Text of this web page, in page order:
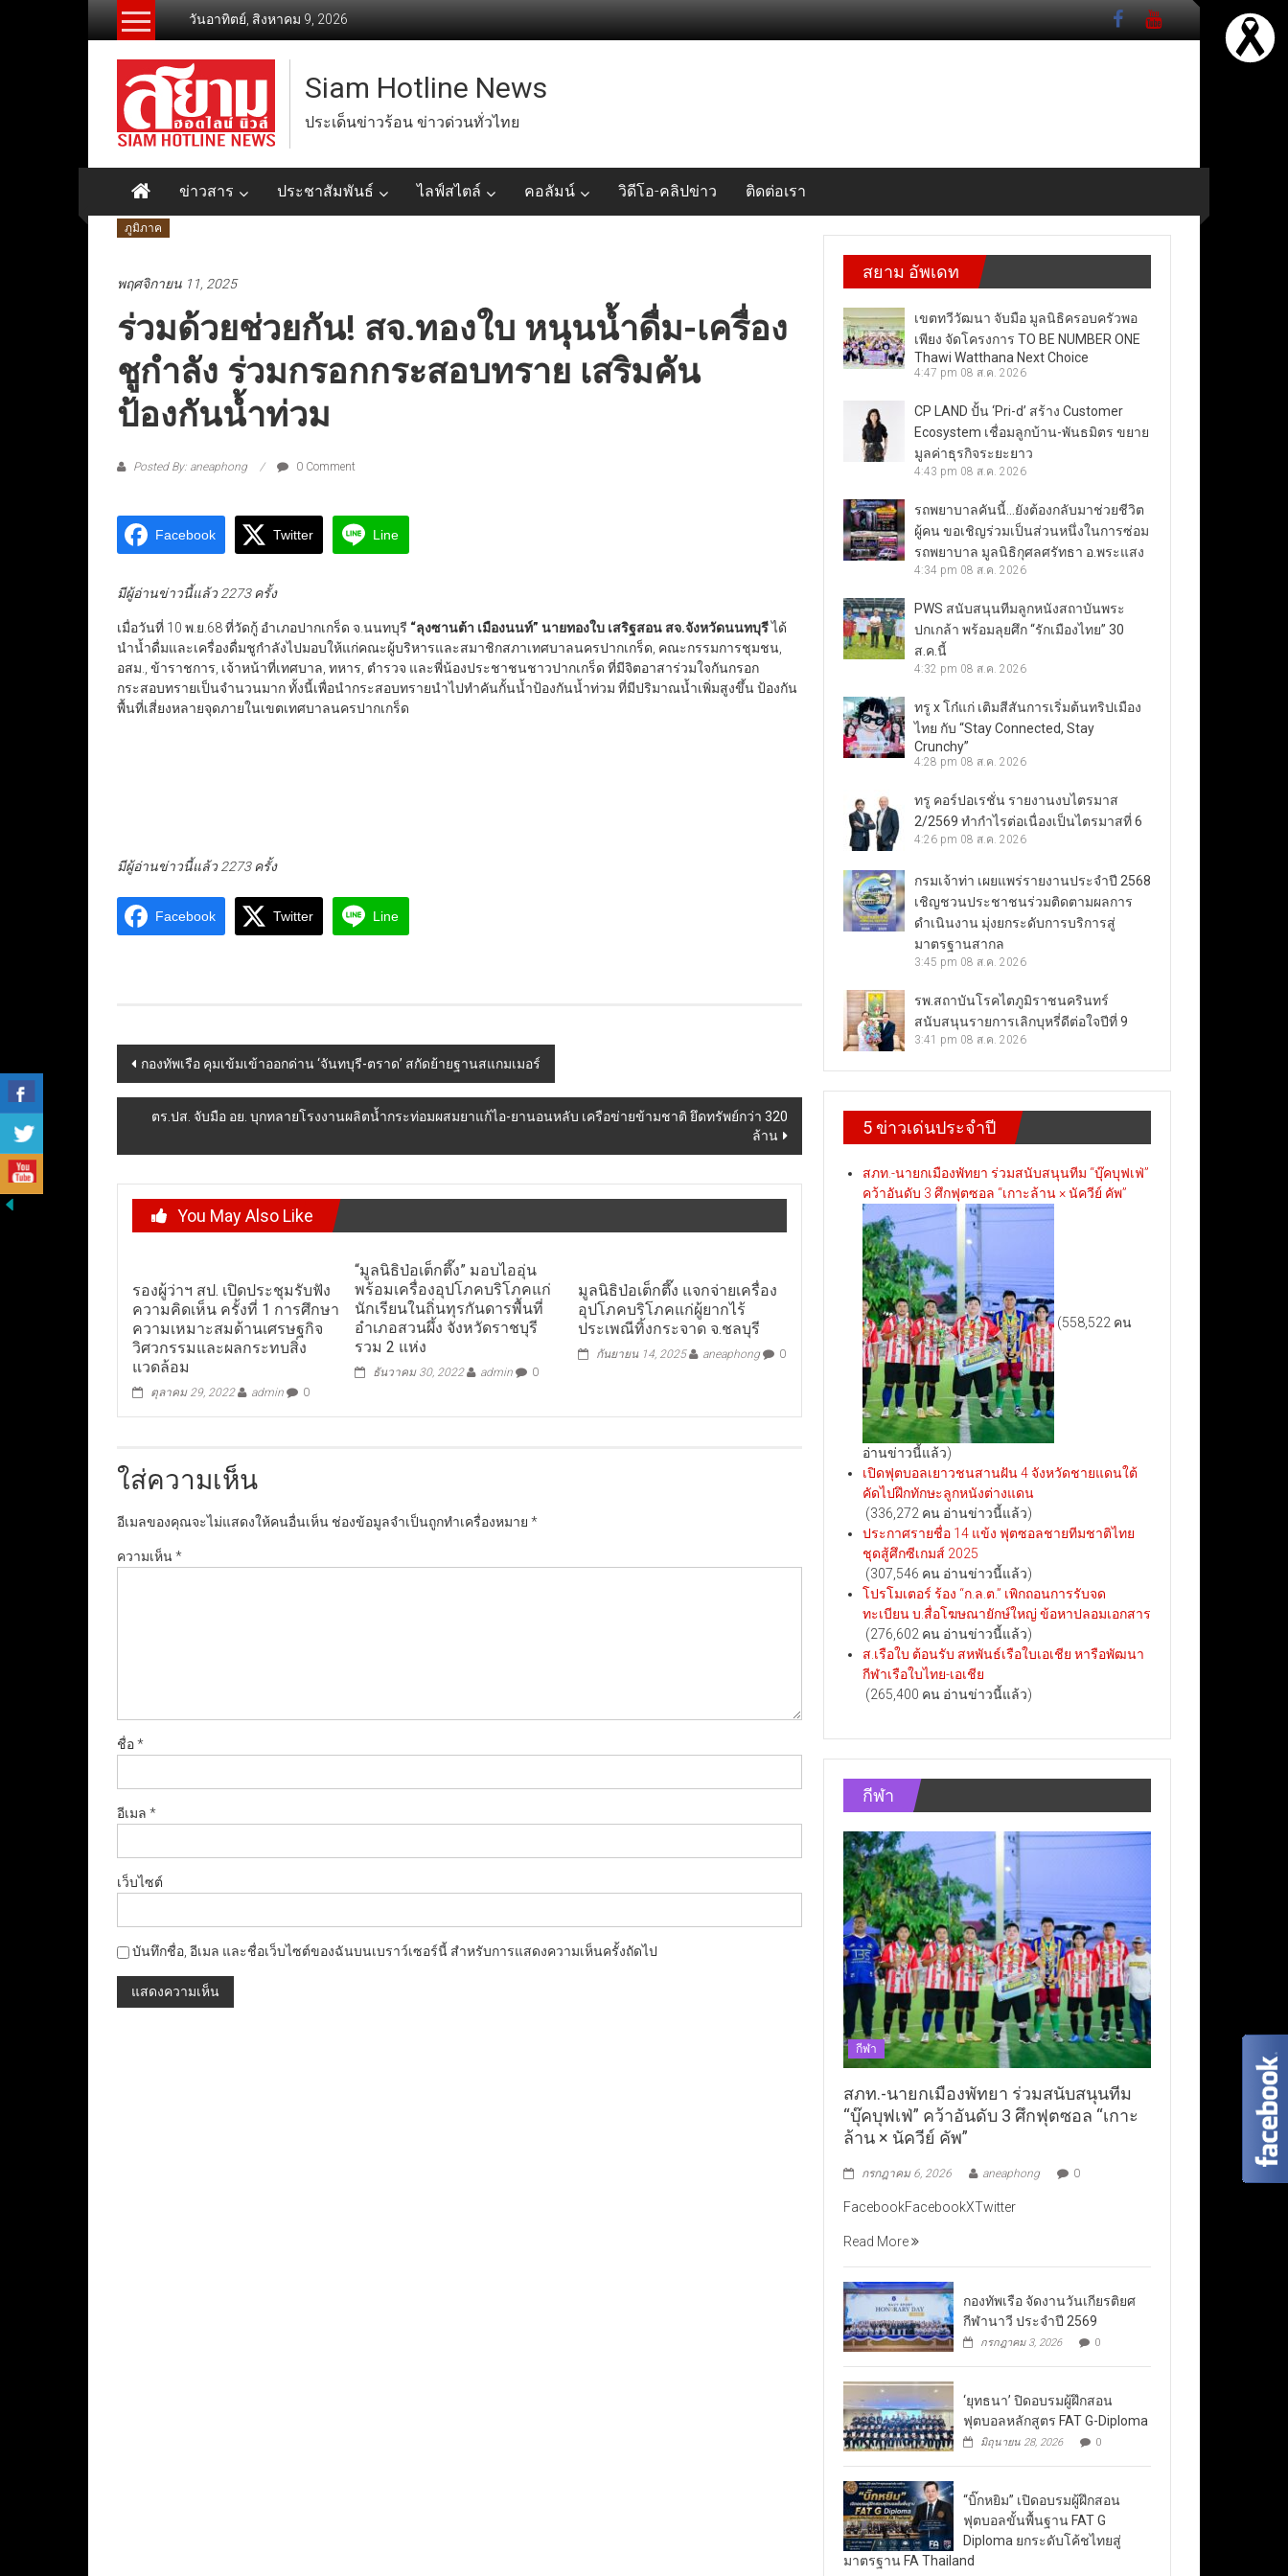
วันอาทิตย์, สิงหาคม 9, 2026
Siam Hotline News
ประเด็นข่าวร้อน ข่าวด่วนทั่วไทย
ข่าวสาร ประชาสัมพันธ์ ไลฟ์สไตล์ คอลัมน์ วิดีโอ-คลิปข่าว ติดต่อเรา
ภูมิภาค
พฤศจิกายน 11, 2025
ร่วมด้วยช่วยกัน! สจ.ทองใบ หนุนน้ำดื่ม-เครื่อง
ชูกำลัง ร่วมกรอกกระสอบทราย เสริมคัน
ป้องกันน้ำท่วม
Posted By: aneaphong 0 Comment
Facebook Twitter Line
มีผู้อ่านข่าวนี้แล้ว 2273 ครั้ง
เมื่อวันที่ 10 พ.ย.68 ที่วัดกู้ อำเภอปากเกร็ด จ.นนทบุรี “ลุงซานต้า เมืองนนท์” นายทองใบ เสริฐสอน สจ.จังหวัดนนทบุรีได้
นำน้ำดื่มและเครื่องดื่มชูกำลังไปมอบให้แก่คณะผู้บริหารและสมาชิกสภาเทศบาลนครปากเกร็ด, คณะกรรมการชุมชน,
อสม., ข้าราชการ, เจ้าหน้าที่เทศบาล, ทหาร, ตำรวจ และพี่น้องประชาชนชาวปากเกร็ด ที่มีจิตอาสาร่วมใจกันกรอก
กระสอบทรายเป็นจำนวนมาก ทั้งนี้เพื่อนำกระสอบทรายนำไปทำคันกั้นน้ำป้องกันน้ำท่วม ที่มีปริมาณน้ำเพิ่มสูงขึ้น ป้องกัน
พื้นที่เสี่ยงหลายจุดภายในเขตเทศบาลนครปากเกร็ด
มีผู้อ่านข่าวนี้แล้ว 2273 ครั้ง
Facebook Twitter Line
Post
navigation
กองทัพเรือ คุมเข้มเข้าออกด่าน ‘จันทบุรี-ตราด’ สกัดย้ายฐานสแกมเมอร์
ตร.ปส. จับมือ อย. บุกทลายโรงงานผลิตน้ำกระท่อมผสมยาแก้ไอ-ยานอนหลับ เครือข่ายข้ามชาติ ยึดทรัพย์กว่า 320
ล้าน
You May Also Like
รองผู้ว่าฯ สป. เปิดประชุมรับฟัง
ความคิดเห็น ครั้งที่ 1 การศึกษา
ความเหมาะสมด้านเศรษฐกิจ
วิศวกรรมและผลกระทบสิ่ง
แวดล้อม
ตุลาคม 29, 2022 admin 0
“มูลนิธิป่อเต็กตึ๊ง” มอบไออุ่น
พร้อมเครื่องอุปโภคบริโภคแก่
นักเรียนในถิ่นทุรกันดารพื้นที่
อำเภอสวนผึ้ง จังหวัดราชบุรี
รวม 2 แห่ง
ธันวาคม 30, 2022 admin 0
มูลนิธิป่อเต็กตึ๊ง แจกจ่ายเครื่อง
อุปโภคบริโภคแก่ผู้ยากไร้
ประเพณีทิ้งกระจาด จ.ชลบุรี
กันยายน 14, 2025 aneaphong 0
ใส่ความเห็น
อีเมลของคุณจะไม่แสดงให้คนอื่นเห็น ช่องข้อมูลจำเป็นถูกทำเครื่องหมาย *
ความเห็น*
ชื่อ*
อีเมล *
เว็บไซต์
บันทึกชื่อ, อีเมล และชื่อเว็บไซต์ของฉันบนเบราว์เซอร์นี้ สำหรับการแสดงความเห็นครั้งถัดไป
สยาม อัพเดท
เขตทวีวัฒนา จับมือ มูลนิธิครอบครัวพอ
เพียง จัดโครงการ TO BE NUMBER ONE
Thawi Watthana Next Choice
4:47 pm 08 ส.ค. 2026
CP LAND ปั้น ‘Pri-d’ สร้าง Customer
Ecosystem เชื่อมลูกบ้าน-พันธมิตร ขยาย
มูลค่าธุรกิจระยะยาว
4:43 pm 08 ส.ค. 2026
รถพยาบาลคันนี้…ยังต้องกลับมาช่วยชีวิต
ผู้คน ขอเชิญร่วมเป็นส่วนหนึ่งในการซ่อม
รถพยาบาล มูลนิธิกุศลศรัทธา อ.พระแสง
4:34 pm 08 ส.ค. 2026
PWS สนับสนุนทีมลูกหนังสถาบันพระ
ปกเกล้า พร้อมลุยศึก “รักเมืองไทย” 30
ส.ค.นี้
4:32 pm 08 ส.ค. 2026
ทรู x โก๋แก่ เติมสีสันการเริ่มต้นทริปเมือง
ไทย กับ “Stay Connected, Stay
Crunchy”
4:28 pm 08 ส.ค. 2026
ทรู คอร์ปอเรชั่น รายงานงบไตรมาส
2/2569 ทำกำไรต่อเนื่องเป็นไตรมาสที่ 6
4:26 pm 08 ส.ค. 2026
กรมเจ้าท่า เผยแพร่รายงานประจำปี 2568
เชิญชวนประชาชนร่วมติดตามผลการ
ดำเนินงาน มุ่งยกระดับการบริการสู่
มาตรฐานสากล
3:45 pm 08 ส.ค. 2026
รพ.สถาบันโรคไตภูมิราชนครินทร์
สนับสนุนรายการเลิกบุหรี่ดีต่อใจปีที่ 9
3:41 pm 08 ส.ค. 2026
5 ข่าวเด่นประจำปี
สภท.-นายกเมืองพัทยา ร่วมสนับสนุนทีม “บุ๊คบุฟเฟ่”
คว้าอันดับ 3 ศึกฟุตซอล “เกาะล้าน × นัควีย์ คัพ”
(558,522 คน
อ่านข่าวนี้แล้ว)
เปิดฟุตบอลเยาวชนสานฝัน 4 จังหวัดชายแดนใต้
คัดไปฝึกทักษะลูกหนังต่างแดน
(336,272 คน อ่านข่าวนี้แล้ว)
ประกาศรายชื่อ 14 แข้ง ฟุตซอลชายทีมชาติไทย
ชุดสู้ศึกซีเกมส์ 2025
(307,546 คน อ่านข่าวนี้แล้ว)
โปรโมเตอร์ ร้อง “ก.ล.ต.” เพิกถอนการรับจด
ทะเบียน บ.สื่อโฆษณายักษ์ใหญ่ ข้อหาปลอมเอกสาร
(276,602 คน อ่านข่าวนี้แล้ว)
ส.เรือใบ ต้อนรับ สหพันธ์เรือใบเอเชีย หารือพัฒนา
กีฬาเรือใบไทย-เอเชีย
(265,400 คน อ่านข่าวนี้แล้ว)
กีฬา
กีฬา
สภท.-นายกเมืองพัทยา ร่วมสนับสนุนทีม
“บุ๊คบุฟเฟ่” คว้าอันดับ 3 ศึกฟุตซอล “เกาะ
ล้าน × นัควีย์ คัพ”
กรกฎาคม 6, 2026 aneaphong 0
FacebookFacebookXTwitter
Read More
กองทัพเรือ จัดงานวันเกียรติยศ
กีฬานาวี ประจำปี 2569
กรกฎาคม 3, 2026 0
‘ยุทธนา’ ปิดอบรมผู้ฝึกสอน
ฟุตบอลหลักสูตร FAT G-Diploma
มิถุนายน 28, 2026 0
“บิ๊กหยิม” เปิดอบรมผู้ฝึกสอน
ฟุตบอลขั้นพื้นฐาน FAT G
Diploma ยกระดับโค้ชไทยสู่
มาตรฐาน FA Thailand